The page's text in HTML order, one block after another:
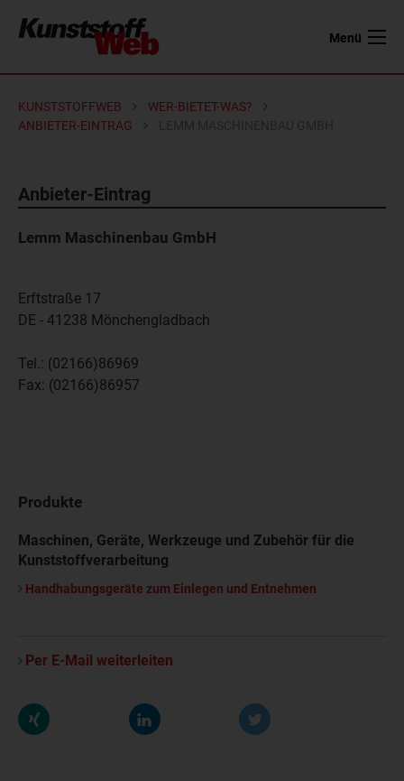
Menü
KUNSTSTOFFWEB
WER-BIETET-WAS?
ANBIETER-EINTRAG
Anbieter-Eintrag
Lemm Maschinenbau GmbH
Erftstraße 17
DE - 41238 Mönchengladbach
Tel.: (02166)86969
Fax: (02166)86957
Produkte
Maschinen, Geräte, Werkzeuge und Zubehör für die
Kunststoffverarbeitung
Handhabungsgeräte zum Einlegen und Entnehmen
Per E-Mail weiterleiten